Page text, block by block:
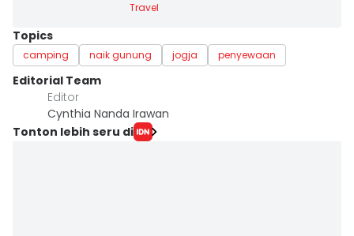
Travel
Topics
camping naik gunung jogja penyewaan
Editorial Team
Editor
Cynthia Nanda Irawan
Tonton lebih seru di